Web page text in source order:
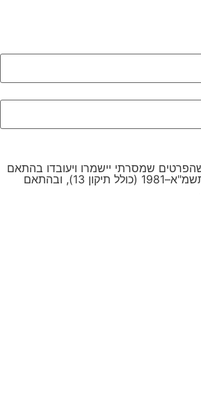
שמסרתי יישמרו ויעובדו בהתאם
לחוק הגנת הפרטיות, התשמ"א–1981 (כולל תיקון 13), ובהתאם